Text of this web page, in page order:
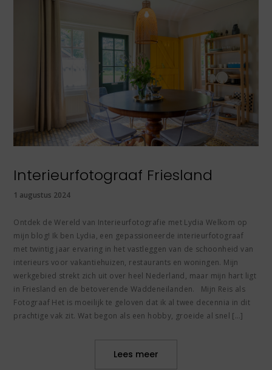
Interieurfotograaf Friesland
1 augustus 2024
Ontdek de Wereld van Interieurfotografie met Lydia Welkom op
mijn blog! Ik ben Lydia, een gepassioneerde interieurfotograaf
met twintig jaar ervaring in het vastleggen van de schoonheid van
interieurs voor vakantiehuizen, restaurants en woningen. Mijn
werkgebied strekt zich uit over heel Nederland, maar mijn hart ligt
in Friesland en de betoverende Waddeneilanden. Mijn Reis als
Fotograaf Het is moeilijk te geloven dat ik al twee decennia in dit
prachtige vak zit. Wat begon als een hobby, groeide al snel […]
Lees meer